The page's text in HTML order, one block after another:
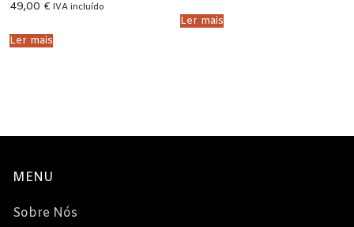
49,00 € IVA incluído
Ler mais
Ler mais
MENU
Sobre Nós